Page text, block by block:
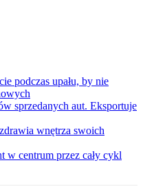
podczas upału, by nie
sprzedanych aut. Eksportuje
wnętrza swoich
w centrum przez cały cykl